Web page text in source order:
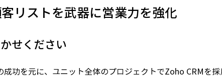
リストを武器に営業力を強化
せください
成功を元に、ユニット全体のプロジェクトでZoho CRMを